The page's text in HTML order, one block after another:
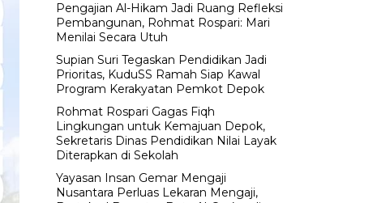
Pengajian Al-Hikam Jadi Ruang Refleksi
Pembangunan, Rohmat Rospari: Mari
Menilai Secara Utuh
Supian Suri Tegaskan Pendidikan Jadi
Prioritas, KuduSS Ramah Siap Kawal
Program Kerakyatan Pemkot Depok
Rohmat Rospari Gagas Fiqh
Lingkungan untuk Kemajuan Depok,
Sekretaris Dinas Pendidikan Nilai Layak
Diterapkan di Sekolah
Yayasan Insan Gemar Mengaji
Nusantara Perluas Lekaran Mengaji,